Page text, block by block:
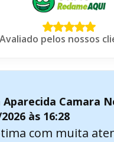
Avaliado pelos nossos
Aparecida Camara
às 16:28
com muita